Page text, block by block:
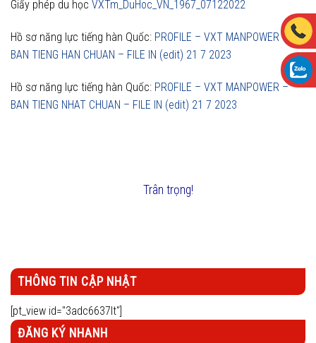
Giấy phép du học VXTm_DuHoc_VN_1967_07122022
Hồ sơ năng lực tiếng hàn Quốc: PROFILE – VXT MANPOWER –
BAN TIENG HAN CHUAN – FILE IN (edit) 21 7 2023
Hồ sơ năng lực tiếng hàn Quốc: PROFILE – VXT MANPOWER –
BAN TIENG NHAT CHUAN – FILE IN (edit) 21 7 2023
Trân trọng!
THÔNG TIN CẬP NHẬT
[pt_view id="3adc6637lt"]
ĐĂNG KÝ NHANH